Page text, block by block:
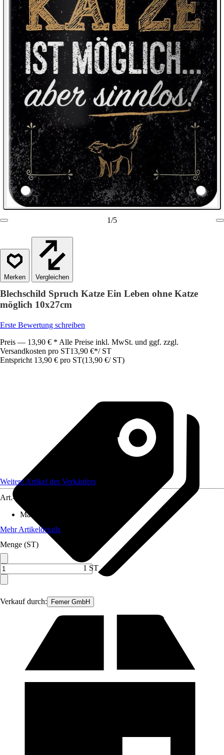
1/5
Vergleichen
Blechschild Spruch Katze Ein Leben ohne Katze
möglich 10x27cm
Erste Bewertung schreiben
Preis — 13,90 € * Alle Preise inkl. MwSt. und ggf. zzgl.
Versandkosten pro ST13,90 €*/ ST
Entspricht 13,90 € pro ST(13,90 €/ ST)
Verkauf durch: Femer GmbH
Weitere Artikel des Verkäufers
Art.-Nr.
Material
Mehr Artikeldetails
Menge (ST)
1 ST